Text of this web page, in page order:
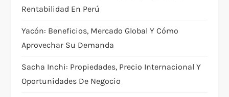
Rentabilidad En Perú
Yacón: Beneficios, Mercado Global Y Cómo
Aprovechar Su Demanda
Sacha Inchi: Propiedades, Precio Internacional Y
Oportunidades De Negocio